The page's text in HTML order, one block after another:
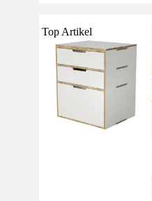
Top Artikel